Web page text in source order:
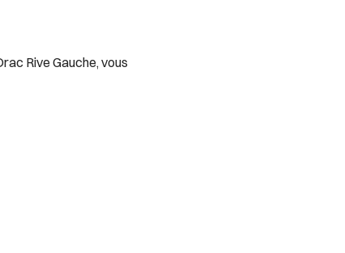
Rive Gauche, vous